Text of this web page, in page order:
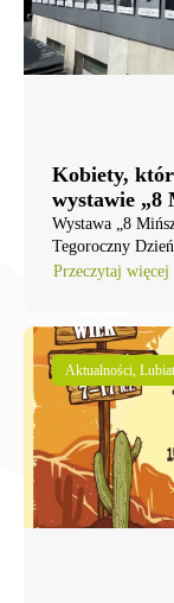
Kobiety,
wystawie „8
Wystawa „8
Tegoroczny
Przeczytaj więcej
Aktualności,